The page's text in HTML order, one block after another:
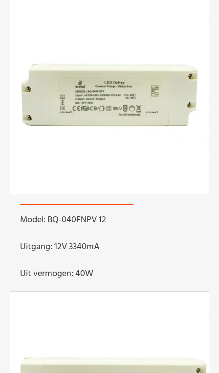
Model: BQ-040FNPV 12
Uitgang: 12V 3340mA
Uit vermogen: 40W